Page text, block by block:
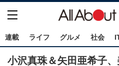
連載 ライフ グルメ 社会
小沢真珠＆矢田亜希子